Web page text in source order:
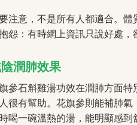
注意，不是所有人都適合。
怨：有時網上資訊只說好處，
潤肺效果
參石斛雞湯功效在潤肺方面
很有幫助。花旗參則能補肺
喝一碗溫熱的湯，能明顯感到